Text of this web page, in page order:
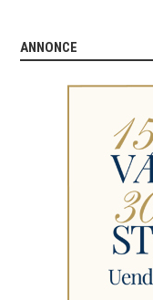
ANNONCE